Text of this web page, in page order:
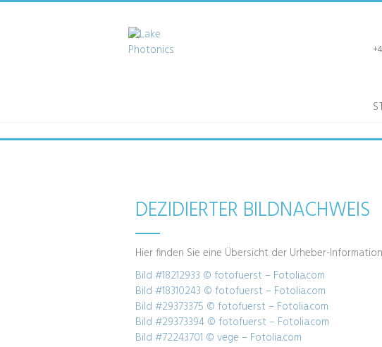
DEZIDIERTER BILDNACHWEIS
Hier finden Sie eine Übersicht der Urheber-
Bild #18212933 © fotofuerst – Fotolia.com
Bild #18310243 © fotofuerst – Fotolia.com
Bild #29373375 © fotofuerst – Fotolia.com
Bild #29373394 © fotofuerst – Fotolia.com
Bild #72243701 © vege – Fotolia.com